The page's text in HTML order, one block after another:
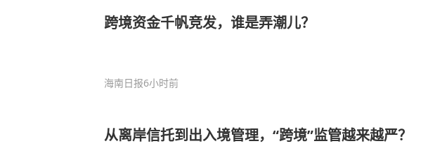
跨境资金千帆竞发，谁是弄潮儿？
海南日报6小时前
从离岸信托到出入境管理，“跨境”监管越来越严？